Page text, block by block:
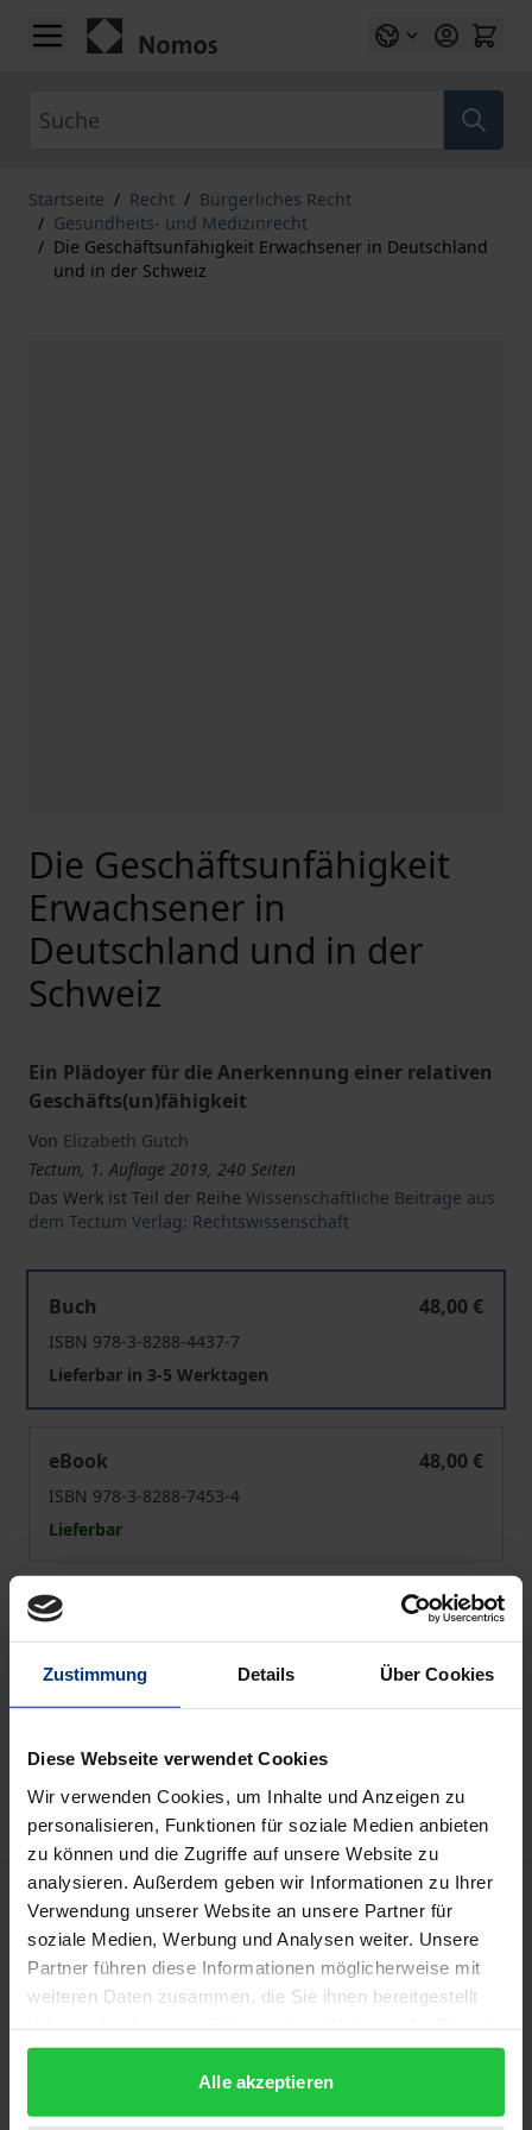
Zustimmung Details Über Cookies
Diese Webseite verwendet Cookies
Wir verwenden Cookies, um Inhalte und Anzeigen zu
personalisieren, Funktionen für soziale Medien anbieten
zu können und die Zugriffe auf unsere Website zu
analysieren. Außerdem geben wir Informationen zu Ihrer
Verwendung unserer Website an unsere Partner für
soziale Medien, Werbung und Analysen weiter. Unsere
Partner führen diese Informationen möglicherweise mit
weiteren Daten zusammen, die Sie ihnen bereitgestellt
gesammelt haben.
Alle akzeptieren
Zum Inhalt springen
Startseite / Recht / Bürgerliches Recht
/ Gesundheits- und Medizinrecht
/ Die Geschäftsunfähigkeit Erwachsener in Deutschland
und in der Schweiz
Die Geschäftsunfähigkeit
Erwachsener in
Deutschland und in der
Schweiz
Ein Plädoyer für die Anerkennung einer relativen
Geschäfts(un)fähigkeit
Von Elizabeth Gutch
Tectum, 1. Auflage 2019, 240 Seiten
Das Werk ist Teil der Reihe Wissenschaftliche Beiträge aus
dem Tectum Verlag: Rechtswissenschaft
Buch
48,00 €
ISBN 978-3-8288-4437-7
Lieferbar in 3-5 Werktagen
eBook
48,00 €
ISBN 978-3-8288-7453-4
Lieferbar
Preisangaben inkl. MwSt. Abhängig von der Lieferadresse
In den Warenkorb
Hinweise zu Versandkosten
Beschreibung
Die Regelungen zur natürlichen
Geschäftsunfähigkeit in §§ 104 Nr. 2, 105 BGB sind
Gesetzgeber unabsehbaren Entwicklungen seither